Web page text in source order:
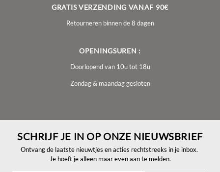
GRATIS VERZENDING VANAF 90€
Retourneren binnen de 8 dagen
OPENINGSUREN :
Doorlopend van 10u tot 18u
Zondag & maandag gesloten
SCHRIJF JE IN OP ONZE NIEUWSBRIEF
Ontvang de laatste nieuwtjes en acties rechtstreeks in je inbox.
Je hoeft je alleen maar even aan te melden.